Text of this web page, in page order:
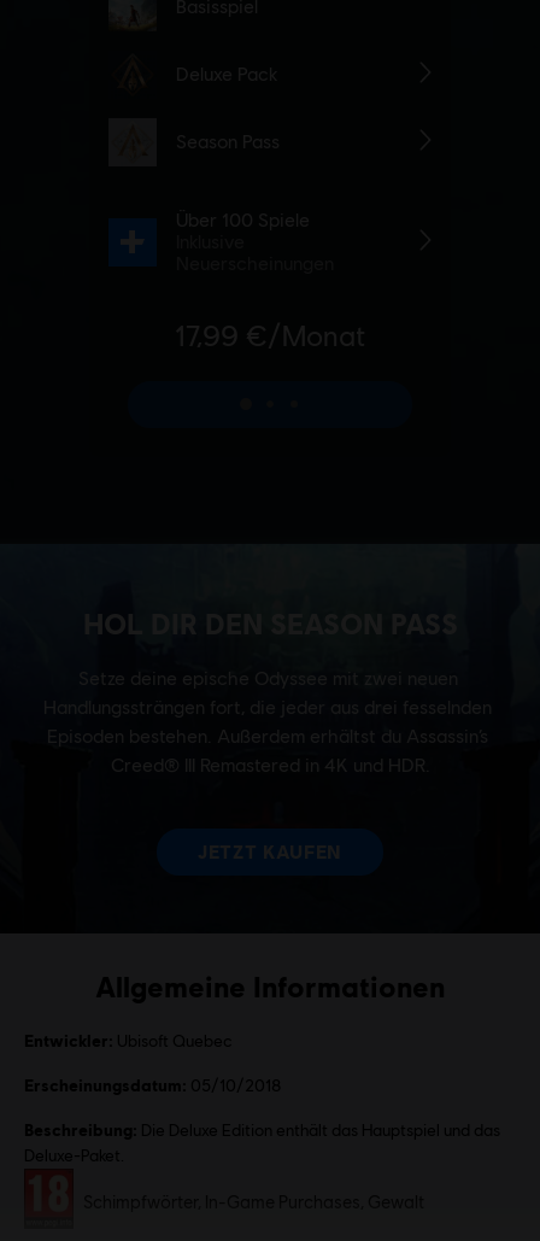
Allgemeine Informationen
Entwickler: Ubisoft Quebec
Erscheinungsdatum: 05/10/2018
Beschreibung: Die Deluxe Edition enthält das Hauptspiel und das
Deluxe-Paket.